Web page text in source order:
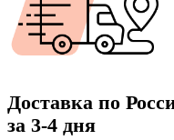
Доставка по
за 3-4 дня